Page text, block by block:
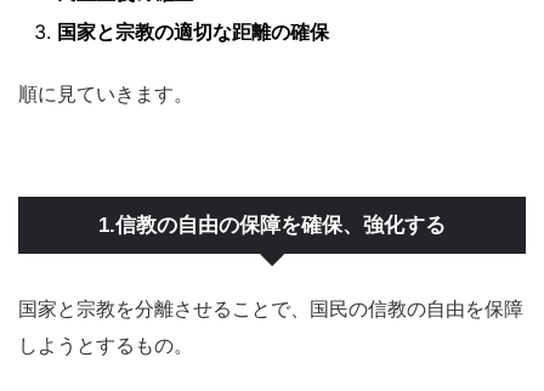
国家と宗教の適切な距離の確保
順に見ていきます。
1.信教の自由の保障を確保、強化する
国家と宗教を分離させることで、国民の信教の自由を保障
しようとするもの。